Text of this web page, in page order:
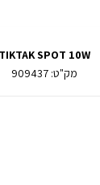
TIKTAK SPOT 10W
מק"ט:909437